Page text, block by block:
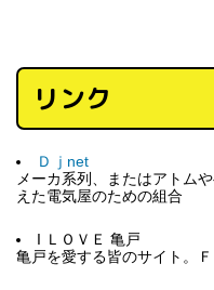
リンク
Ｄｊnet
メーカ系列、またはアトム
えた電気屋のための組合
I ＬＯＶＥ 亀戸
亀戸を愛する皆のサイト。